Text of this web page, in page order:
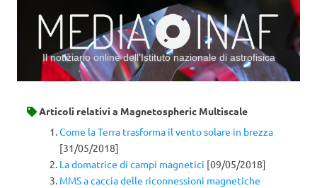
Il notiziario online dell’Istituto nazionale di astrofisica
Articoli relativi a Magnetospheric Multiscale
Come la Terra trasforma il vento solare in brezza
[31/05/2018]
La domatrice di campi magnetici [09/05/2018]
MMS a caccia delle riconnessioni magnetiche